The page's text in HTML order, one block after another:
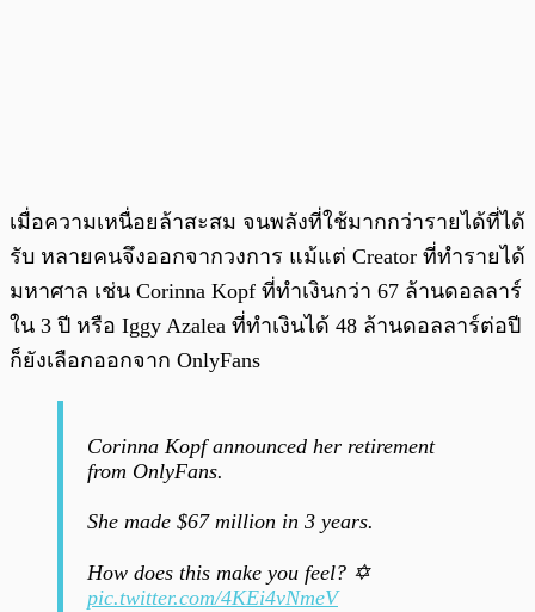
เมื่อความเหนื่อยล้าสะสม จนพลังที่ใช้มากกว่ารายได้ที่ได้
รับ หลายคนจึงออกจากวงการ แม้แต่ Creator ที่ทำรายได้
มหาศาล เช่น Corinna Kopf ที่ทำเงินกว่า 67 ล้านดอลลาร์
ใน 3 ปี หรือ Iggy Azalea ที่ทำเงินได้ 48 ล้านดอลลาร์ต่อปี
ก็ยังเลือกออกจาก OnlyFans
Corinna Kopf announced her retirement
from OnlyFans.
She made $67 million in 3 years.
How does this make you feel? ✡️
pic.twitter.com/4KEi4vNmeV